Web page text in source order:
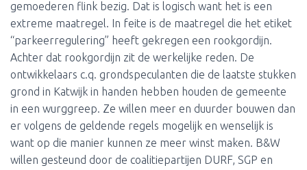
gemoederen flink bezig. Dat is logisch want het is een
extreme maatregel. In feite is de maatregel die het etiket
“parkeerregulering” heeft gekregen een rookgordijn.
Achter dat rookgordijn zit de werkelijke reden. De
ontwikkelaars c.q. grondspeculanten die de laatste stukken
grond in Katwijk in handen hebben houden de gemeente
in een wurggreep. Ze willen meer en duurder bouwen dan
er volgens de geldende regels mogelijk en wenselijk is
want op die manier kunnen ze meer winst maken. B&W
willen gesteund door de coalitiepartijen DURF, SGP en